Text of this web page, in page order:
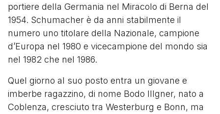
portiere della Germania nel Miracolo di Berna del
1954. Schumacher è da anni stabilmente il
numero uno titolare della Nazionale, campione
d’Europa nel 1980 e vicecampione del mondo sia
nel 1982 che nel 1986.
Quel giorno al suo posto entra un giovane e
imberbe ragazzino, di nome Bodo Illgner, nato a
Coblenza, cresciuto tra Westerburg e Bonn, ma